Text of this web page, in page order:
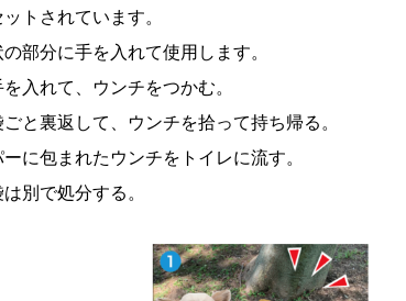
トされています。
部分に手を入れて使用します。
入れて、ウンチをつかむ。
と裏返して、ウンチを拾って持ち帰る。
に包まれたウンチをトイレに流す。
別で処分する。